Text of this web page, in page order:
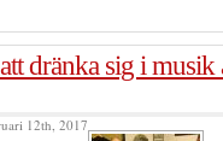
dränka sig i musik
12th, 2017